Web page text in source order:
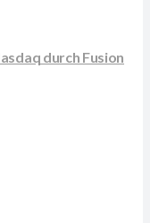
durch Fusion